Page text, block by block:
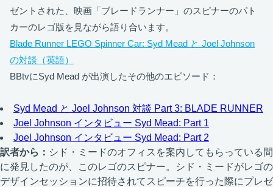
ゼントされた、映画「ブレードランナー」のスピナーのパト
カーのレゴ版を見ながら語り合います。
Blade Runner LEGO Spinner Car: Syd Mead と Joel Johnson
の対談（英語）
BBtvにSyd Mead が出演したその他のエピソード：
Syd Mead と Joel Johnson 対談 Part 3: BLADE RUNNER
Joel Johnson インタビュー Syd Mead: Part 1
Joel Johnson インタビュー Syd Mead: Part 2
訳者から： シド・ミードのオフィスを案内してもらっている間
に発見したのが、このレゴのスピナー。シド・ミードがレゴの
デザインセッションに招待されてスピーチを行った際にプレゼ